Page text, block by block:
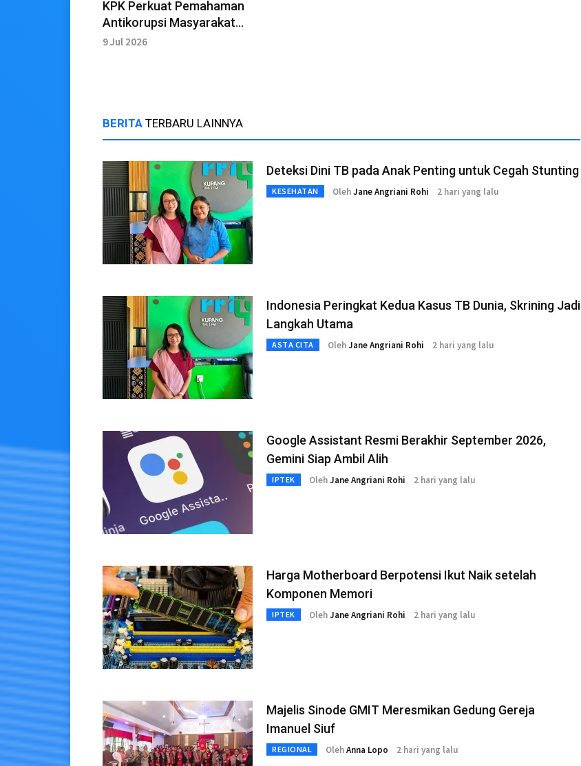
KPK Perkuat Pemahaman
Antikorupsi Masyarakat
NTT Melalui Pendidikan
9 Jul 2026
BERITA TERBARU LAINNYA
Deteksi Dini TB pada Anak Penting untuk Cegah Stunting
KESEHATAN OlehJane Angriani Rohi 2 hari yang lalu
Indonesia Peringkat Kedua Kasus TB Dunia, Skrining Jadi
Langkah Utama
ASTA CITA OlehJane Angriani Rohi 2 hari yang lalu
Google Assistant Resmi Berakhir September 2026,
Gemini Siap Ambil Alih
IPTEK OlehJane Angriani Rohi 2 hari yang lalu
Harga Motherboard Berpotensi Ikut Naik setelah
Komponen Memori
IPTEK OlehJane Angriani Rohi 2 hari yang lalu
Majelis Sinode GMIT Meresmikan Gedung Gereja
Imanuel Siuf
REGIONAL OlehAnna Lopo 2 hari yang lalu